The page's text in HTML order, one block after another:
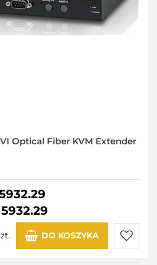
Optical Fiber KVM Extender
5932.29
DO KOSZYKA